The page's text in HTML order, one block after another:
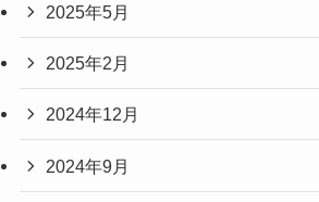
2025年5月
2025年2月
2024年12月
2024年9月